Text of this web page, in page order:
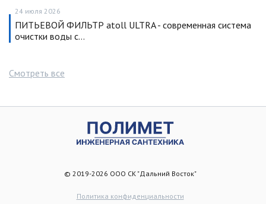
24 июля 2026
ПИТЬЕВОЙ ФИЛЬТР atoll ULTRA - современная система
очистки воды с…
Смотреть все
© 2019-2026 ООО СК "Дальний Восток"
Политика конфиденциальности